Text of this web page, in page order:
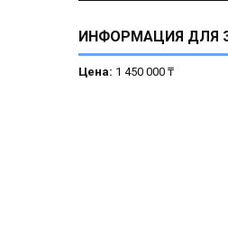
ИНФОРМАЦИЯ ДЛЯ
Цена: 1 450 000 ₸